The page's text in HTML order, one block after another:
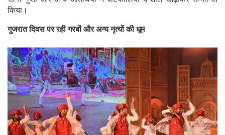
किया।
गुजरात दिवस पर रही गरबों और अन्य नृत्यों की धूम